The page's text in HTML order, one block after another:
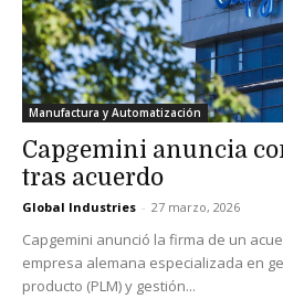
Manufactura y Automatización
Capgemini anuncia
tras acuerdo
Global Industries - 27 marzo, 2026
Capgemini anunció la firma de un
empresa alemana especializada en
producto (PLM) y gestión...